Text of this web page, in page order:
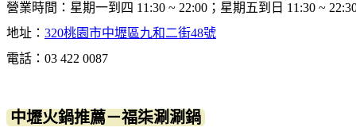
營業時間：星期一到四 11:30 ~ 22:00；星期五到日 11:30 ~
地址： 320桃園市中壢區九和二街48號
電話：03 422 0087
中壢火鍋推薦－福柒涮涮鍋